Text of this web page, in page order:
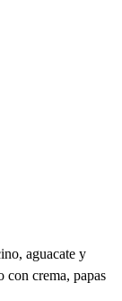
aguacate y
con crema, papas